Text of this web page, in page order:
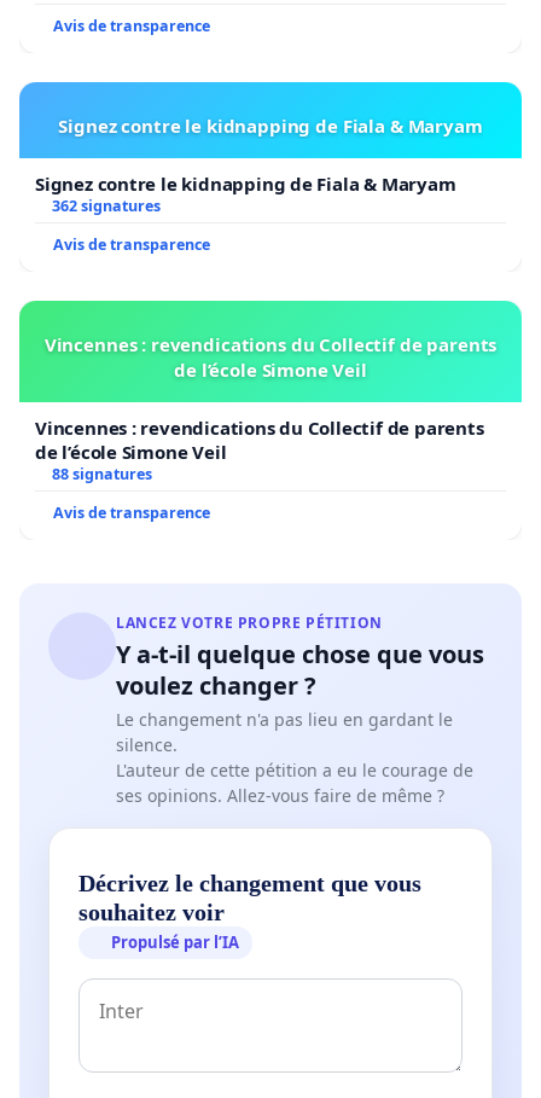
Avis de transparence
Signez contre le kidnapping de Fiala & Maryam
Signez contre le kidnapping de Fiala & Maryam
362 signatures
Avis de transparence
Vincennes : revendications du Collectif de parents
de l’école Simone Veil
Vincennes : revendications du Collectif de parents
de l’école Simone Veil
88 signatures
Avis de transparence
LANCEZ VOTRE PROPRE PÉTITION
Y a-t-il quelque chose que vous
voulez changer ?
Le changement n'a pas lieu en gardant le
silence.
L'auteur de cette pétition a eu le courage de
ses opinions. Allez-vous faire de même ?
Décrivez le changement que vous
souhaitez voir
Propulsé par l’IA